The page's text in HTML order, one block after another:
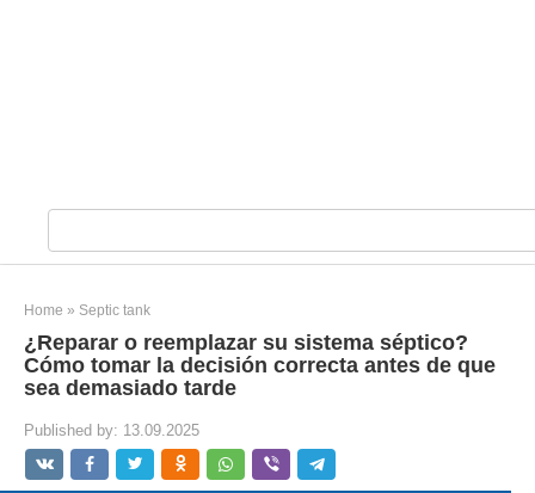
e
a
h
:
Home » Septic tank
¿Reparar o reemplazar su sistema séptico?
Cómo tomar la decisión correcta antes de que
sea demasiado tarde
Published by: 13.09.2025